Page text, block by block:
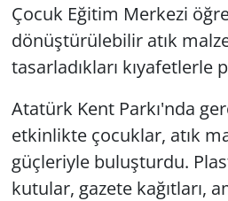
Çocuk Eğitim Merkezi
dönüştürülebilir atık
tasarladıkları kıyafetlerle
Atatürk Kent Parkı'nda
etkinlikte çocuklar, atık
güçleriyle buluşturdu.
kutular, gazete kağıtları,